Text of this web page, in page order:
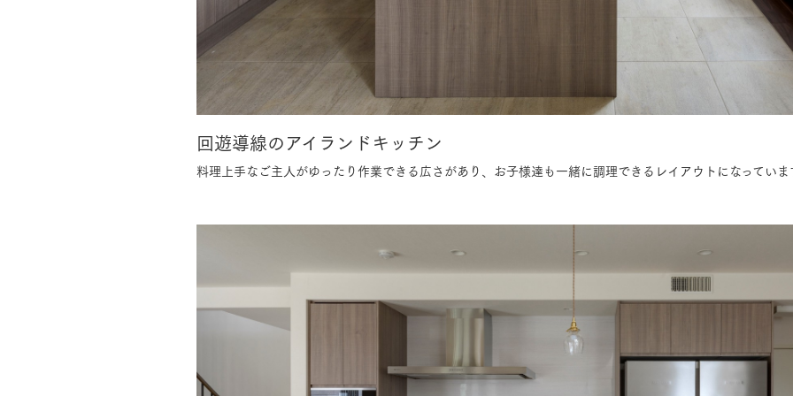
回遊導線のアイランドキッチン
料理上手なご主人がゆったり作業できる広さがあり、お子様達も一緒に調理できるレイアウトになっていま